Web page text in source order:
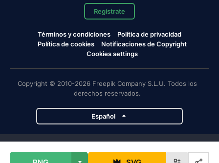
Regístrate
Términos y condiciones
Política de privacidad
Política de cookies
Notificaciones de Copyright
Cookies settings
Copyright © 2010-2026 Freepik Company S.L.U. Todos los
derechos reservados.
Español